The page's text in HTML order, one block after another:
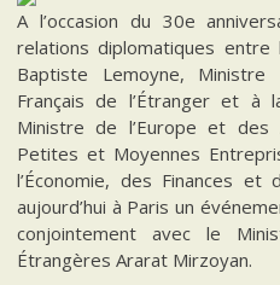
A l’occasion du 30e
relations diplomatiques entre
Baptiste Lemoyne,
Français de l’Étranger et à
Ministre de l’Europe et
Petites et Moyennes
l’Économie, des Finances et
aujourd’hui à Paris un
conjointement avec le
Étrangères Ararat Mirzoyan.